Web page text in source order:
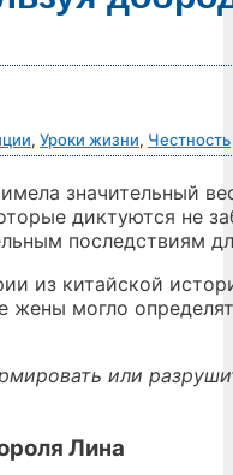
, Уроки жизни, Честность
значительный
диктуются не
последствиям
из китайской
жены могло
или
Лина